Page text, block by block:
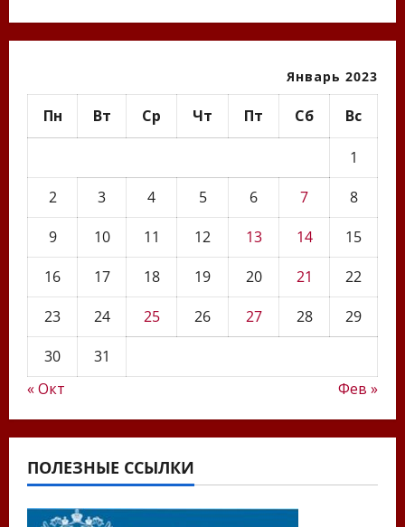
Январь 2023
Пн Вт Ср Чт Пт Сб Вс
1
2
3 4 5 6 7
8
9
10 11 12 13 14
15
16
17 18 19 20 21
22
23
24 25 26 27 28
29
30
31
« Окт
Фев »
ПОЛЕЗНЫЕ ССЫЛКИ